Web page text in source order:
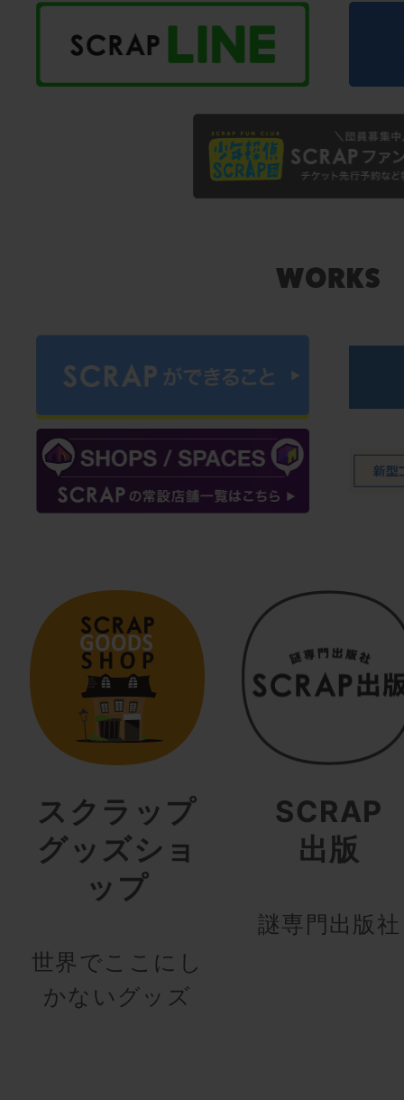
スクラップ
グッズショ
ップ
世界でここにし
かないグッズ
SCRAP
出版
謎専門出版社